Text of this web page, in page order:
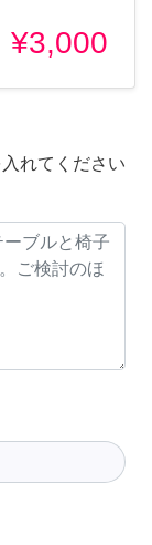
¥3,000
れてください